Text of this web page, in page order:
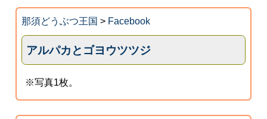
那須どうぶつ王国 > Facebook
アルパカとゴヨウツツジ
※写真1枚。